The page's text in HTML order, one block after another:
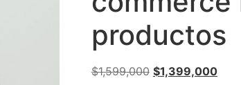
productos
$1,599,000 $1,399,000